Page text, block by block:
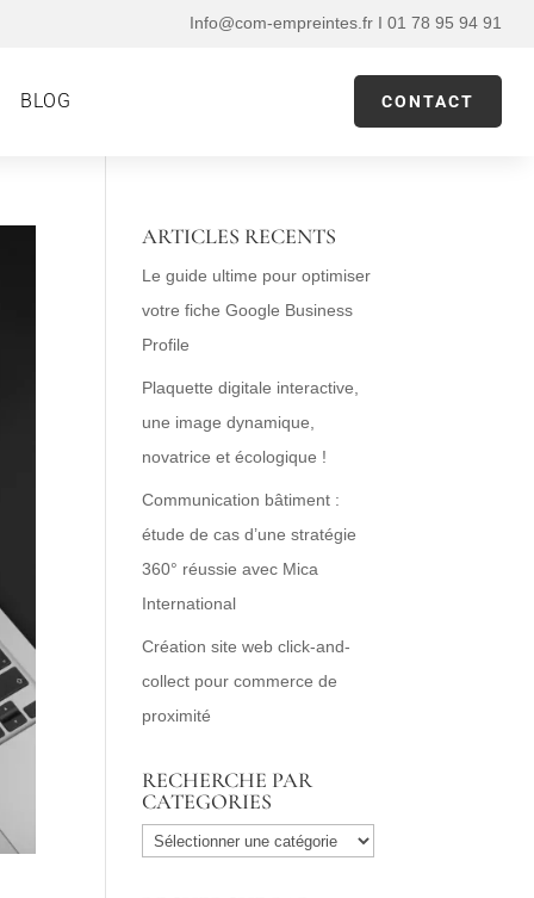
Info@com-empreintes.fr I 01 78 95 94 91
BLOG CONTACT
ARTICLES RECENTS
Le guide ultime pour optimiser
votre fiche Google Business
Profile
Plaquette digitale interactive,
une image dynamique,
novatrice et écologique !
Communication bâtiment :
étude de cas d’une stratégie
360° réussie avec Mica
International
Création site web click-and-
collect pour commerce de
proximité
RECHERCHE PAR
CATEGORIES
RECHERCHE